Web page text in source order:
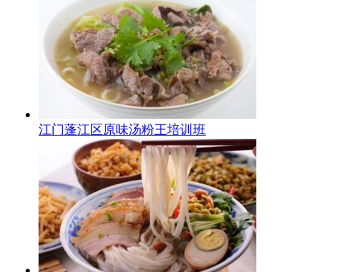
江门蓬江区原味汤粉王培训班